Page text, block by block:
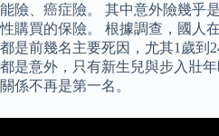
能險、癌症險。 其中意外險幾乎
性購買的保險。 根據調查，國人
都是前幾名主要死因，尤其1歲到
都是意外，只有新生兒與步入壯
關係不再是第一名。